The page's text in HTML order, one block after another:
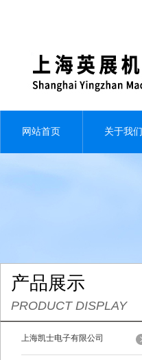
网站首页 关于我们
产品展示
PRODUCT DISPLAY
上海凯士电子有限公司